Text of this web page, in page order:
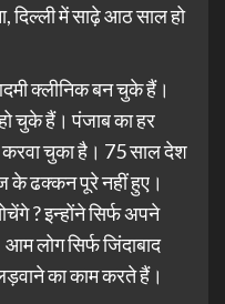
में साढ़े आठ साल हो
क्लीनिक बन चुके हैं।
चुके हैं। पंजाब का हर
करवा चुका है। 75 साल देश
के ढक्कन पूरे नहीं हुए।
? इन्होंने सिर्फ अपने
लोग सिर्फ जिंदाबाद
का काम करते हैं।